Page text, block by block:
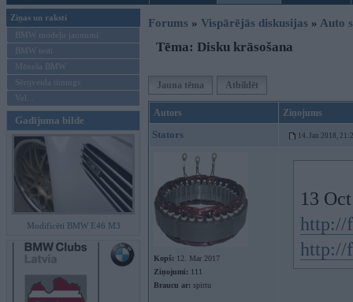
Ziņas un raksti
BMW modeļu jaunumi
BMW testi
Mēneša BMW
Sērijveida tūnings
Vel...
Gadījuma bilde
Modificēti BMW E46 M3
Forums » Vispārējās diskusijas » Auto
Tēma: Disku krāsošana
Jauna tēma Atbildēt
Autors Ziņojums
Stators 14. Jan 2018,
Kopš: 12. Mar 2017
Ziņojumi: 111
Braucu ar: spirtu
13
http://
http://